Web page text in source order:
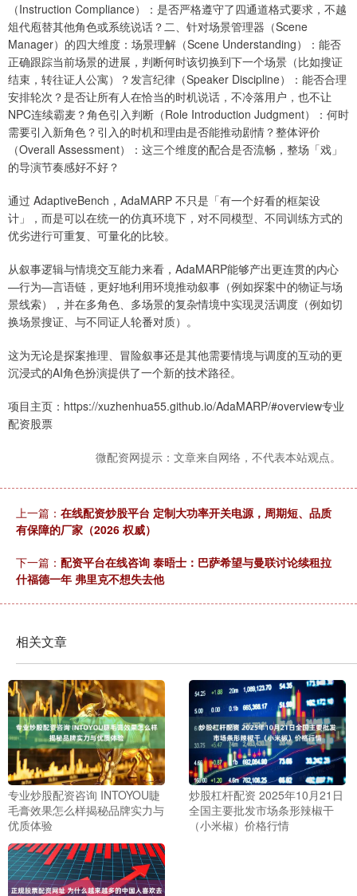
（Instruction Compliance）：是否严格遵守了四通道格式要求，不越
俎代庖替其他角色或系统说话？二、针对场景管理器（Scene
Manager）的四大维度：场景理解（Scene Understanding）：能否
正确跟踪当前场景的进展，判断何时该切换到下一个场景（比如搜证
结束，转往证人公寓）？发言纪律（Speaker Discipline）：能否合理
安排轮次？是否让所有人在恰当的时机说话，不冷落用户，也不让
NPC连续霸麦？角色引入判断（Role Introduction Judgment）：何时
需要引入新角色？引入的时机和理由是否能推动剧情？整体评价
（Overall Assessment）：这三个维度的配合是否流畅，整场「戏」
的导演节奏感好不好？
通过 AdaptiveBench，AdaMARP 不只是「有一个好看的框架设
计」，而是可以在统一的仿真环境下，对不同模型、不同训练方式的
优劣进行可重复、可量化的比较。
从叙事逻辑与情境交互能力来看，AdaMARP能够产出更连贯的内心
—行为—言语链，更好地利用环境推动叙事（例如探案中的物证与场
景线索），并在多角色、多场景的复杂情境中实现灵活调度（例如切
换场景搜证、与不同证人轮番对质）。
这为无论是探案推理、冒险叙事还是其他需要情境与调度的互动的更
沉浸式的AI角色扮演提供了一个新的技术路径。
项目主页：https://xuzhenhua55.github.io/AdaMARP/#overview专业
配资股票
微配资网提示：文章来自网络，不代表本站观点。
上一篇： 在线配资炒股平台 定制大功率开关电源，周期短、品质
有保障的厂家（2026 权威）
下一篇： 配资平台在线咨询 泰晤士：巴萨希望与曼联讨论续租拉
什福德一年 弗里克不想失去他
相关文章
专业炒股配资咨询 INTOYOU睫
毛膏效果怎么样揭秘品牌实力与
优质体验
炒股杠杆配资 2025年10月21日
全国主要批发市场条形辣椒干
（小米椒）价格行情